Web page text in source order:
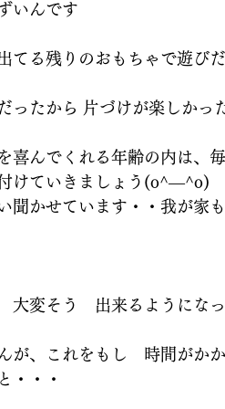
いんです
てる残りのおもちゃで遊び
ったから 片づけが楽しかっ
喜んでくれる年齢の内は、
けていきましょう(o^―^o)
聞かせています・・我が家
大変そう　出来るようにな
が、これをもし　時間がか
・・・